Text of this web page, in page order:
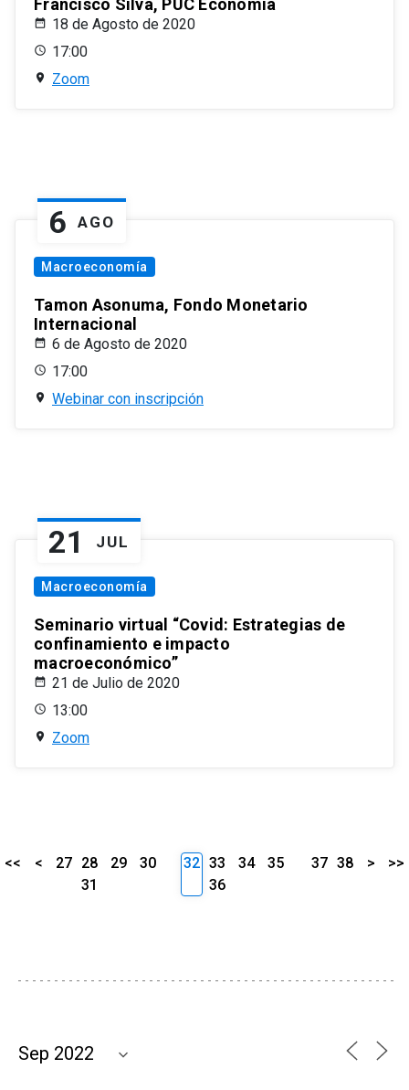
Francisco Silva, PUC Economía
18 de Agosto de 2020
17:00
Zoom
6 AGO
Macroeconomía
Tamon Asonuma, Fondo Monetario
Internacional
6 de Agosto de 2020
17:00
Webinar con inscripción
21 JUL
Macroeconomía
Seminario virtual “Covid: Estrategias de
confinamiento e impacto
macroeconómico”
21 de Julio de 2020
13:00
Zoom
<< < 27 28 29
30
31
32 33 34
35
36
37 38 > >>